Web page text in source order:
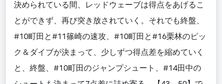
決められている間、レッドウェーブは得点をあげるこ
とができず、再び突き放されていく。それでも終盤、
#10町田と#11篠崎の速攻、#10町田と#16栗林のピッ
ク＆ダイブが決まって、少しずつ得点差を縮めていく
と、終盤、#10町田のジャンプシュート、#14田中の